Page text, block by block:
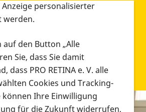
personalisierter
werden.
auf den Button „Alle
Sie, dass Sie damit
dass PRO RETINA e. V. alle
Cookies und Tracking-
können Ihre Einwilligung
für die Zukunft widerrufen,